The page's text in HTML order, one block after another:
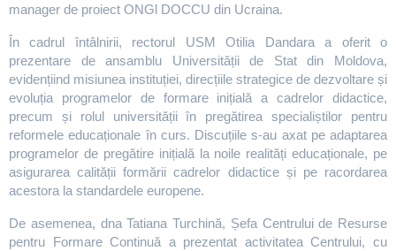
manager de proiect ONGl DOCCU din Ucraina.
În cadrul întâlnirii, rectorul USM Otilia Dandara a oferit o
prezentare de ansamblu Universității de Stat din Moldova,
evidențiind misiunea instituției, direcțiile strategice de dezvoltare și
evoluția programelor de formare inițială a cadrelor didactice,
precum și rolul universității în pregătirea specialiștilor pentru
reformele educaționale în curs. Discuțiile s-au axat pe adaptarea
programelor de pregătire inițială la noile realități educaționale, pe
asigurarea calității formării cadrelor didactice și pe racordarea
acestora la standardele europene.
De asemenea, dna Tatiana Turchină, Șefa Centrului de Resurse
pentru Formare Continuă a prezentat activitatea Centrului, cu